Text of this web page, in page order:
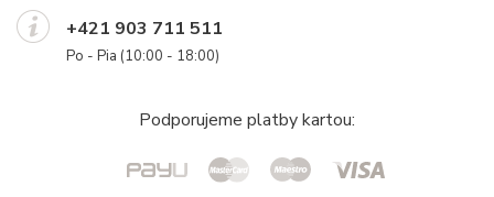
+421 903 711 511
Po - Pia (10:00 - 18:00)
Podporujeme platby kartou: